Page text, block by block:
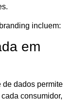
incluem:
em
dados permite
consumidor,